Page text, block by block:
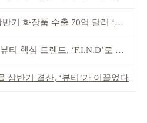
기 화장품 수출 70억 달러 ‘역대 최고’
티 핵심 트렌드, ‘F.I.N.D’로 읽는다
상반기 결산, ‘뷰티’가 이끌었다